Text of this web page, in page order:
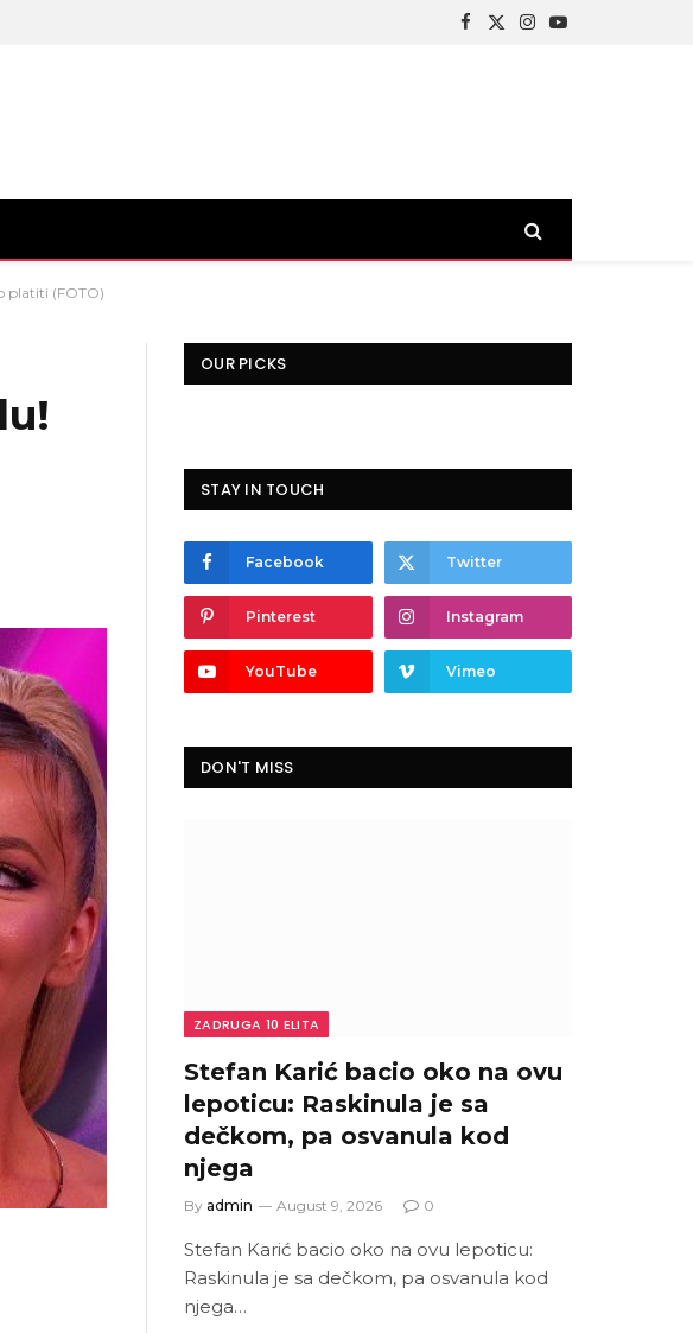
Facebook
X
Instagram
YouTube
platiti (FOTO)
OUR PICKS
STAY IN TOUCH
Facebook Twitter
Pinterest Instagram
YouTube Vimeo
DON'T MISS
ZADRUGA 10 ELITA
Stefan Karić bacio oko na ovu
lepoticu: Raskinula je sa
dečkom, pa osvanula kod
njega
By admin August 9, 2026 0
Stefan Karić bacio oko na ovu lepoticu:
Raskinula je sa dečkom, pa osvanula kod
njega…